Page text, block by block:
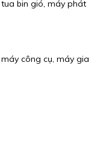
tua bin gió, máy phát
công cụ, máy gia